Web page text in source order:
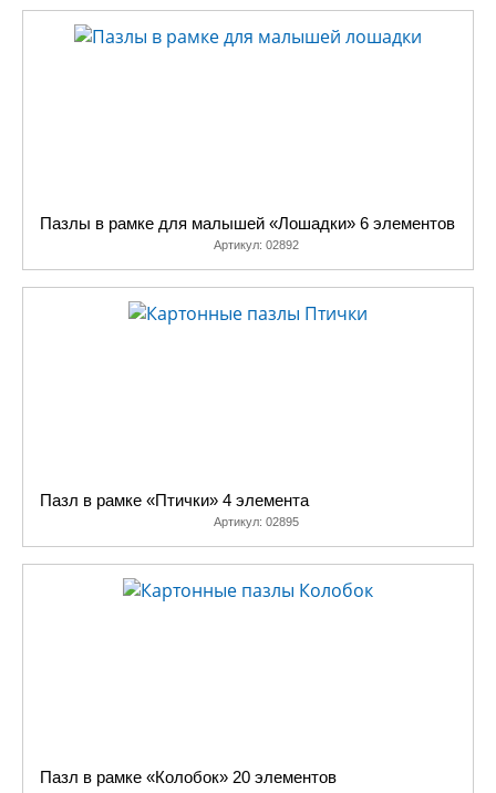
Пазлы в рамке для малышей «Лошадки» 6 элементов
Артикул: 02892
Пазл в рамке «Птички» 4 элемента
Артикул: 02895
Пазл в рамке «Колобок» 20 элементов